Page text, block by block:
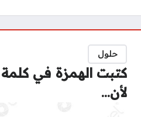
حلول
كتبت الهمزة في
لأن…